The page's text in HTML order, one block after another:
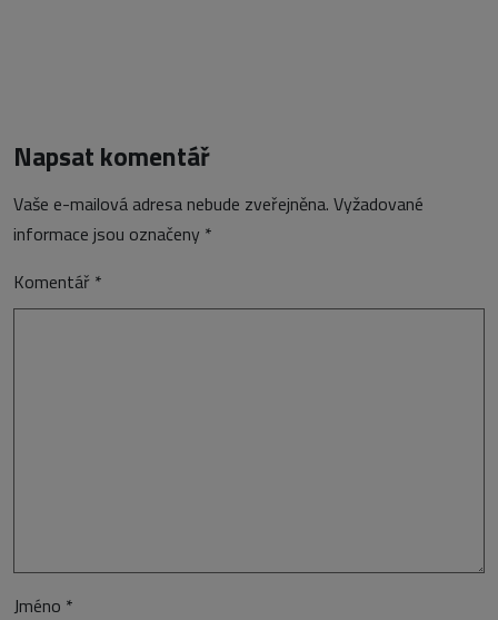
Napsat komentář
Vaše e-mailová adresa nebude zveřejněna. Vyžadované
informace jsou označeny *
Komentář *
Jméno *